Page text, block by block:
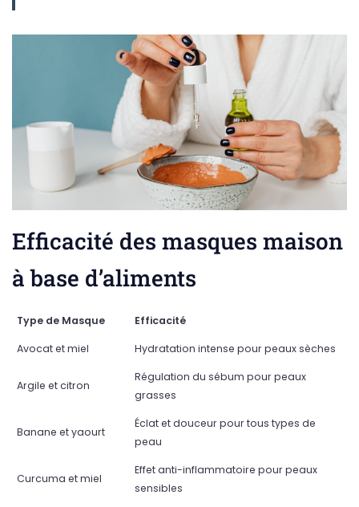
Efficacité des masques maison
à base d’aliments
Type de Masque Efficacité
Avocat et miel Hydratation intense pour peaux sèches
Argile et citron
Régulation du sébum pour peaux
grasses
Banane et yaourt
Éclat et douceur pour tous types de
peau
Curcuma et miel
Effet anti-inflammatoire pour peaux
sensibles